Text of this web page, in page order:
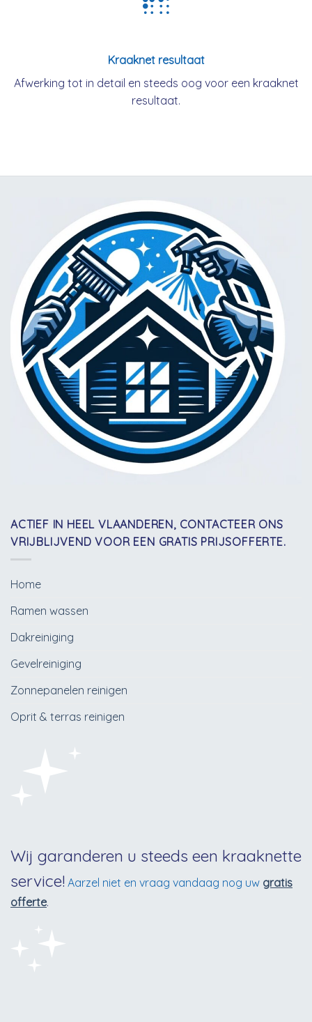
Kraaknet resultaat
Afwerking tot in detail en steeds oog voor een kraaknet
resultaat.
ACTIEF IN HEEL VLAANDEREN, CONTACTEER ONS
VRIJBLIJVEND VOOR EEN GRATIS PRIJSOFFERTE.
Home
Ramen wassen
Dakreiniging
Gevelreiniging
Zonnepanelen reinigen
Oprit & terras reinigen
Wij garanderen u steeds een kraaknette
service! Aarzel niet en vraag vandaag nog uw gratis
offerte.